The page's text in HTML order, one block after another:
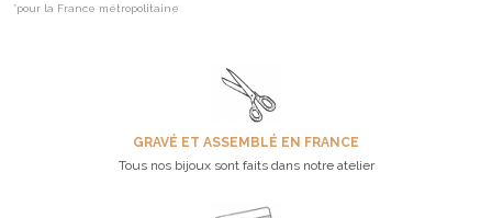
*pour la France métropolitaine
GRAVÉ ET ASSEMBLÉ EN FRANCE
Tous nos bijoux sont faits dans notre atelier